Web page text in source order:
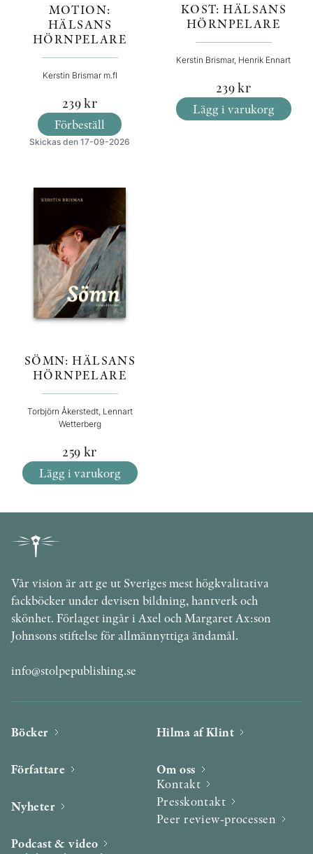
MOTION:
HÄLSANS
HÖRNPELARE
Kerstin Brismar m.fl
239kr
Förbeställ
Skickas den 17-09-2026
KOST: HÄLSANS
HÖRNPELARE
Kerstin Brismar, Henrik Ennart
239kr
Lägg i varukorg
SÖMN: HÄLSANS
HÖRNPELARE
Torbjörn Åkerstedt, Lennart
Wetterberg
259 kr
Lägg i varukorg
Vår vision är att ge ut Sveriges mest högkvalitativa
fackböcker under devisen bildning, hantverk och
skönhet. Förlaget ingår i Axel och Margaret Ax:son
Johnsons stiftelse för allmännyttiga ändamål.
info@stolpepublishing.se
Böcker
Författare
Nyheter
Podcast & video
Hilma af Klint
Om oss
Kontakt
Presskontakt
Peer review-processen